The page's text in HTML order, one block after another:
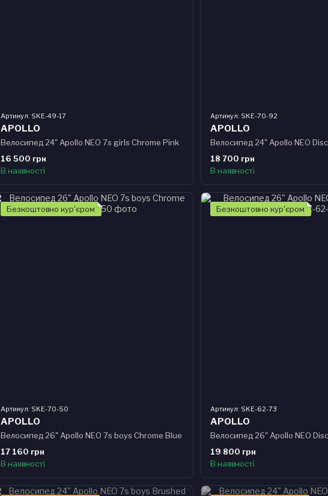
Артикул: SKE-49-17
APOLLO
Велосипед 24" Apollo NEO 7s girls Chrome Pink
16 500 грн
В наявності
Артикул: SKE-70-92
APOLLO
18 700 грн
В наявності
Безкоштовно кур'єром
Артикул: SKE-70-50
APOLLO
Велосипед 26" Apollo NEO 7s boys Chrome Blue
17 160 грн
В наявності
Безкоштовно кур'єром
Артикул: SKE-62-73
APOLLO
19 800 грн
В наявності